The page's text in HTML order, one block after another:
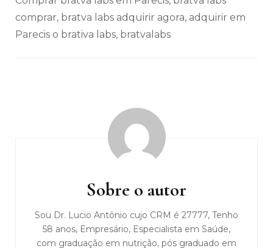
comprar, bratva labs adquirir agora, adquirir em
Parecis o brativa labs, bratvalabs
Sobre o autor
Sou Dr. Lucio Antônio cujo CRM é 27777, Tenho
58 anos, Empresário, Especialista em Saúde,
com graduação em nutrição, pós graduado em